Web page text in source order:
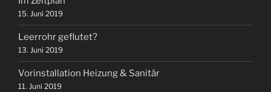
15. Juni 2019
Leerrohr geflutet?
13. Juni 2019
Vorinstallation Heizung & Sanitär
11. Juni 2019